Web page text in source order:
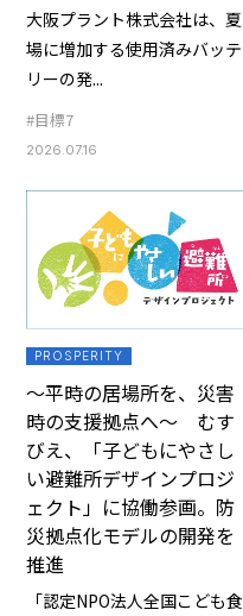
大阪プラント株式会社は、夏
場に増加する使用済みバッテ
リーの発...
#目標7
2026.07.16
PROSPERITY
～平時の居場所を、災害
時の支援拠点へ～ むす
びえ、「子どもにやさし
い避難所デザインプロジ
ェクト」に協働参画。防
災拠点化モデルの開発を
推進
「認定NPO法人全国こども食